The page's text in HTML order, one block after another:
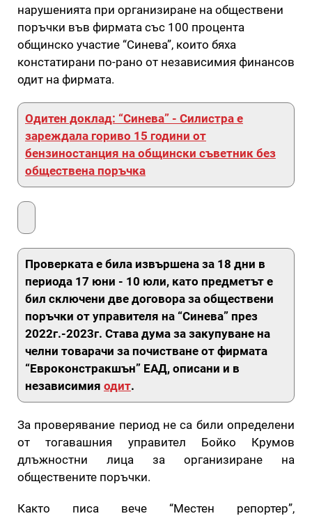
нарушенията при организиране на обществени
поръчки във фирмата със 100 процента
общинско участие “Синева”, които бяха
констатирани по-рано от независимия финансов
одит на фирмата.
Одитен доклад: “Синева” - Силистра е
зареждала гориво 15 години от
бензиностанция на общински съветник без
обществена поръчка
Проверката е била извършена за 18 дни в
периода 17 юни - 10 юли, като предметът е
бил сключени две договора за обществени
поръчки от управителя на “Синева” през
2022г.-2023г. Става дума за закупуване на
челни товарачи за почистване от фирмата
“Евроконстракшън” ЕАД, описани и в
независимия одит.
За проверявание период не са били определени
от тогавашния управител Бойко Крумов
длъжностни лица за организиране на
обществените поръчки.
Както писа вече “Местен репортер”,